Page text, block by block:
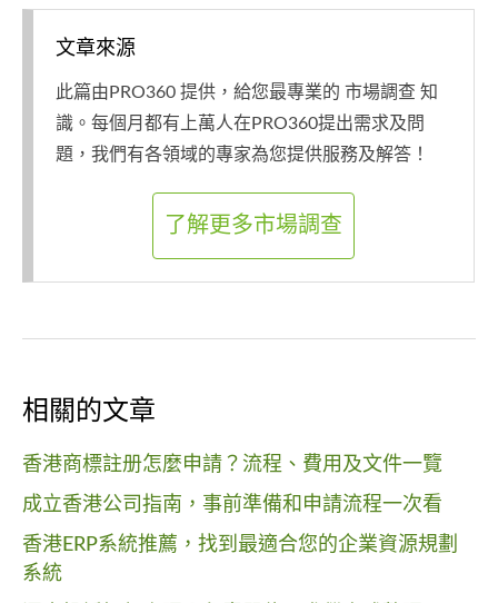
文章來源
此篇由PRO360 提供，給您最專業的 市場調查 知
識。每個月都有上萬人在PRO360提出需求及問
題，我們有各領域的專家為您提供服務及解答！
了解更多市場調查
相關的文章
香港商標註册怎麼申請？流程、費用及文件一覽
成立香港公司指南，事前準備和申請流程一次看
香港ERP系統推薦，找到最適合您的企業資源規劃
系統